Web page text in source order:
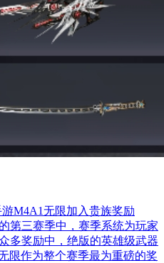
M4A1无限加入贵族奖励
三赛季中，赛季系统为玩家
多奖励中，绝版的英雄级武器
限作为整个赛季最为重磅的奖